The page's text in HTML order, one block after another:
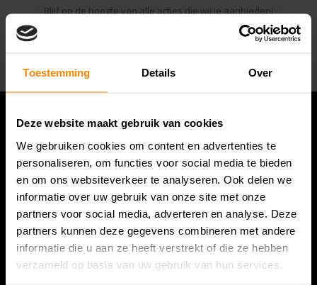
Toestemming Details Over
Deze website maakt gebruik van cookies
We gebruiken cookies om content en advertenties te
personaliseren, om functies voor social media te bieden
en om ons websiteverkeer te analyseren. Ook delen we
informatie over uw gebruik van onze site met onze
partners voor social media, adverteren en analyse. Deze
partners kunnen deze gegevens combineren met andere
informatie die u aan ze heeft verstrekt of die ze hebben
verzameld op basis van uw gebruik van hun services.
Blijf op de hoogte van alle acties die wij je aanbieden!
Abonneer
Bespanracket.nl is dé racketspecialist van Lelystad en
omstreken.